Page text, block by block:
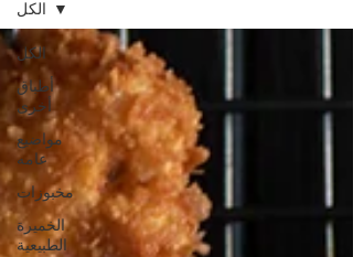
الكل
أطباق
أخرى
مواضيع
عامه
مخبوزات
الخميرة
الطبيعية
الكل